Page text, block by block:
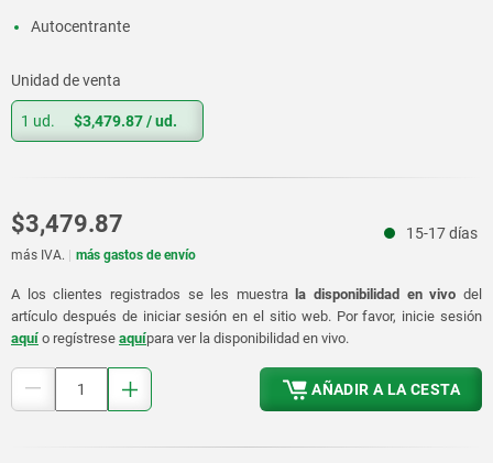
Autocentrante
Unidad de venta
1 ud. $3,479.87/ ud.
$3,479.87 15-17 días
más IVA. más gastos de envío
A los clientes registrados se les muestrala disponibilidad en vivo del
artículo después de iniciar sesión en el sitio web. Por favor, inicie sesión
aquí o regístrese aquípara ver la disponibilidad en vivo.
AÑADIR A LA CESTA